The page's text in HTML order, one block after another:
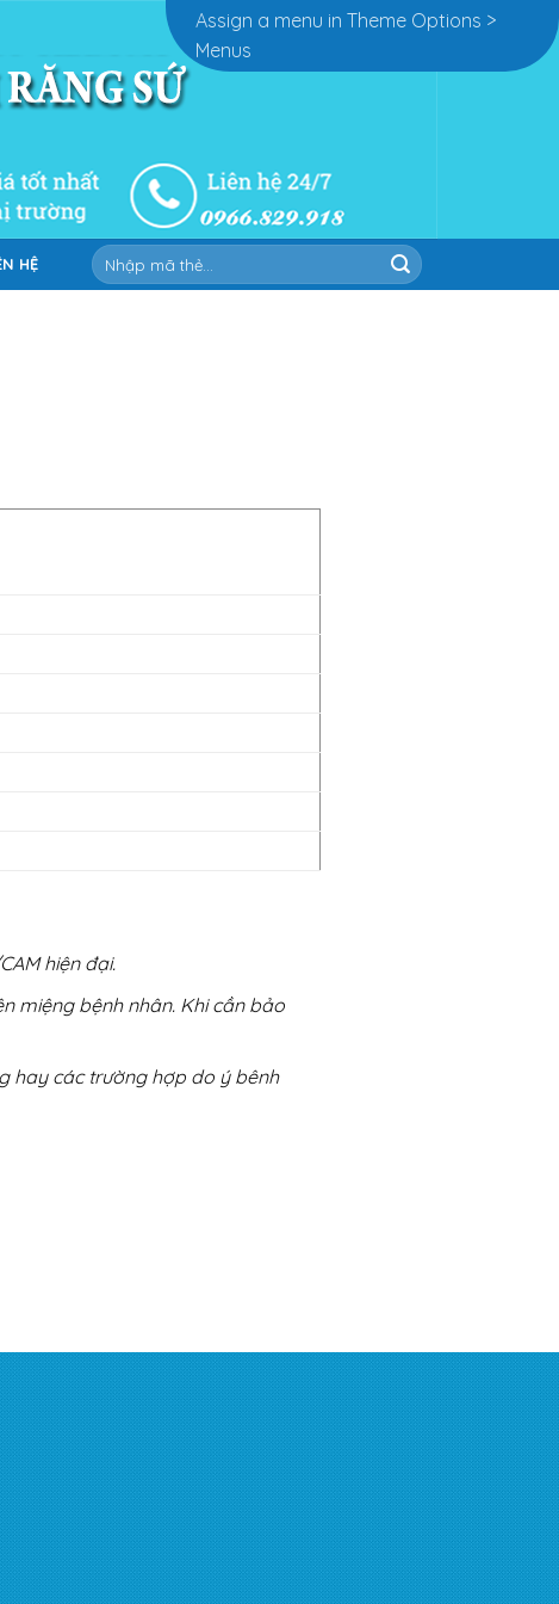
Assign a menu in Theme Options >
Menus
HỆ
Tìm
kiếm:
hiện đại.
miệng bệnh nhân. Khi cần bảo
hay các trường hợp do ý bênh